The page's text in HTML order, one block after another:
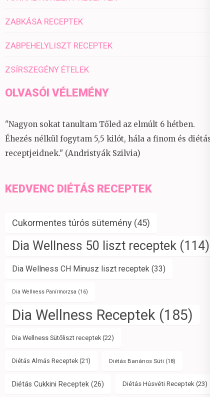
ZABKÁSA RECEPTEK
ZABPEHELYLISZT RECEPTEK
ZSÍRSZEGÉNY ÉTELEK
OLVASÓI VÉLEMÉNY
"Nagyon sokat tanultam Tőled az elmúlt 6 hétben.
Éhezés nélkül fogytam 5,5 kilót, hála a finom és diétás
receptjeidnek." (Andristyák Szilvia)
KEDVENC DIÉTÁS RECEPTEK
Cukormentes túrós sütemény (45)
Dia Wellness 50 liszt receptek (114)
Dia Wellness CH Minusz liszt receptek (33)
Dia Wellness Panírmorzsa (16)
Dia Wellness Receptek (185)
Dia Wellness Sütőliszt receptek (22)
Diétás Almás Receptek (21) Diétás Banános Süti (18)
Diétás Cukkini Receptek (26) Diétás Húsvéti Receptek (23)